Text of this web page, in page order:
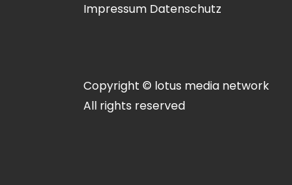
Impressum Datenschutz
Copyright © lotus media network
All rights reserved